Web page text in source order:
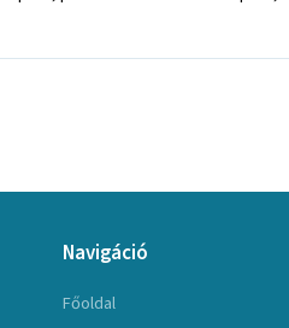
Navigáció
Főoldal